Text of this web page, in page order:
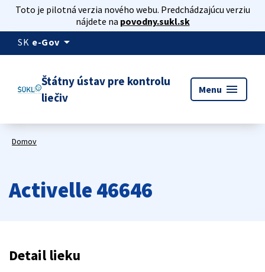
Toto je pilotná verzia nového webu. Predchádzajúcu verziu
nájdete na povodny.sukl.sk
SK e-Gov arrow_drop_down
Štátny ústav pre kontrolu
liečiv
Menu menu
Domov
Activelle 46646
Detail lieku